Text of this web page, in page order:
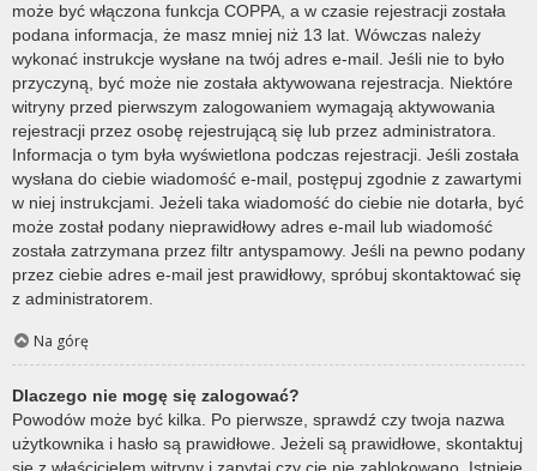
może być włączona funkcja COPPA, a w czasie rejestracji została
podana informacja, że masz mniej niż 13 lat. Wówczas należy
wykonać instrukcje wysłane na twój adres e-mail. Jeśli nie to było
przyczyną, być może nie została aktywowana rejestracja. Niektóre
witryny przed pierwszym zalogowaniem wymagają aktywowania
rejestracji przez osobę rejestrującą się lub przez administratora.
Informacja o tym była wyświetlona podczas rejestracji. Jeśli została
wysłana do ciebie wiadomość e-mail, postępuj zgodnie z zawartymi
w niej instrukcjami. Jeżeli taka wiadomość do ciebie nie dotarła, być
może został podany nieprawidłowy adres e-mail lub wiadomość
została zatrzymana przez filtr antyspamowy. Jeśli na pewno podany
przez ciebie adres e-mail jest prawidłowy, spróbuj skontaktować się
z administratorem.
Na górę
Dlaczego nie mogę się zalogować?
Powodów może być kilka. Po pierwsze, sprawdź czy twoja nazwa
użytkownika i hasło są prawidłowe. Jeżeli są prawidłowe, skontaktuj